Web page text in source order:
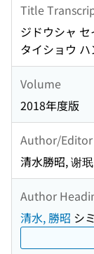
Title
ジドウシャ
タイショウ
Volume
2018年度版
Author/Editor
清水勝昭, 谢
Author
清水, 勝昭 シ